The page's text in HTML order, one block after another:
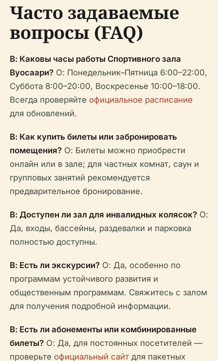
Часто задаваемые
вопросы (FAQ)
В: Каковы часы работы Спортивного зала
Вуосаари? О: Понедельник–Пятница 6:00–22:00,
Суббота 8:00–20:00, Воскресенье 10:00–18:00.
Всегда проверяйте официальное расписание
для обновлений.
В: Как купить билеты или забронировать
помещения? О: Билеты можно приобрести
онлайн или в зале; для частных комнат, саун и
групповых занятий рекомендуется
предварительное бронирование.
В: Доступен ли зал для инвалидных колясок? О:
Да, входы, бассейны, раздевалки и парковка
полностью доступны.
В: Есть ли экскурсии? О: Да, особенно по
программам устойчивого развития и
общественным программам. Свяжитесь с залом
для получения подробной информации.
В: Есть ли абонементы или комбинированные
билеты? О: Да, для постоянных посетителей —
проверьте официальный сайт для пакетных